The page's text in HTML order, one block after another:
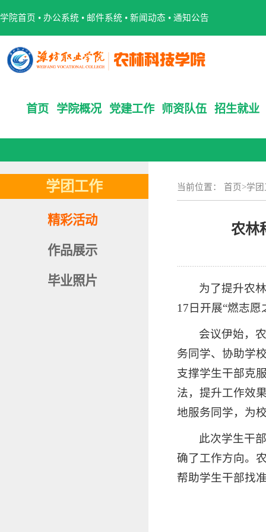
学院首页 • 办公系统 • 邮件系统 • 新闻动态 • 通知公告
首页 学院概况 党建工作 师资队伍 招生就业
学团工作
精彩活动
作品展示
毕业照片
当前位置： 首页>学团
农林
为了提升农
17日开展“燃志
会议伊始，
务同学、协助学
支撑学生干部克
法，提升工作效
地服务同学，为
此次学生干
确了工作方向。
帮助学生干部找